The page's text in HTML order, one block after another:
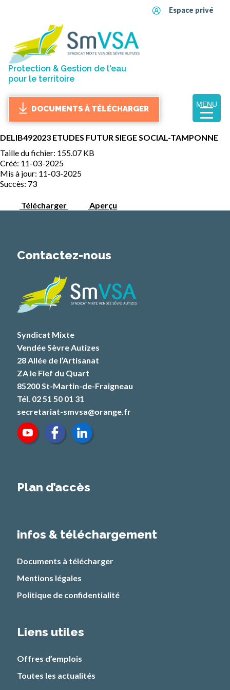
Espace privé
Protection & Gestion de l'eau
pour le territoire
DOCUMENTS À TÉLÉCHARGER
MENU
DELIB492023 ETUDES FUTUR SIEGE SOCIAL-TAMPONNE
Taille du fichier: 155.07 KB
Créé: 11-03-2025
Mis à jour: 11-03-2025
Succès: 73
Télécharger Aperçu
Contactez-nous
Syndicat Mixte
Vendée Sèvre Autizes
28 Allée de l’Artisanat
ZA le Fief du Quart
85200 St-Martin-de-Fraigneau
Tél. 02 51 50 01 31
secretariat-smvsa@orange.fr
Plan d’accès
infos & téléchargement
Documents à télécharger
Mentions légales
Politique de confidentialité
Liens utiles
Offres d’emplois
Toutes les actualités